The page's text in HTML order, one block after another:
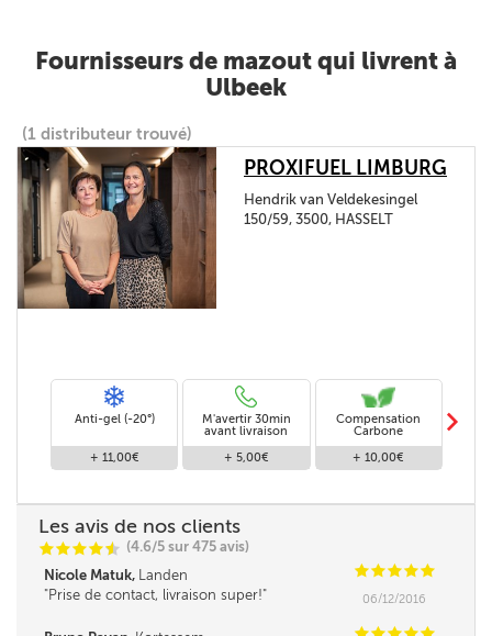
Fournisseurs de mazout qui livrent à
Ulbeek
(1 distributeur trouvé)
PROXIFUEL LIMBURG
Hendrik van Veldekesingel
150/59, 3500, HASSELT
Anti-gel (-20°)
+ 11,00€
M'avertir 30min
avant livraison
+ 5,00€
Compensation
Carbone
+ 10,00€
m
Les avis de nos clients
CCCCi
@ (4.6/5 sur 475 avis)
Nicole Matuk, Landen CCCCC
Prise de contact, livraison super!
06/12/2016